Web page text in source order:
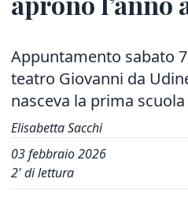
Appuntamento sabato
teatro Giovanni da
nasceva la prima
Elisabetta Sacchi
03 febbraio 2026
2' di lettura